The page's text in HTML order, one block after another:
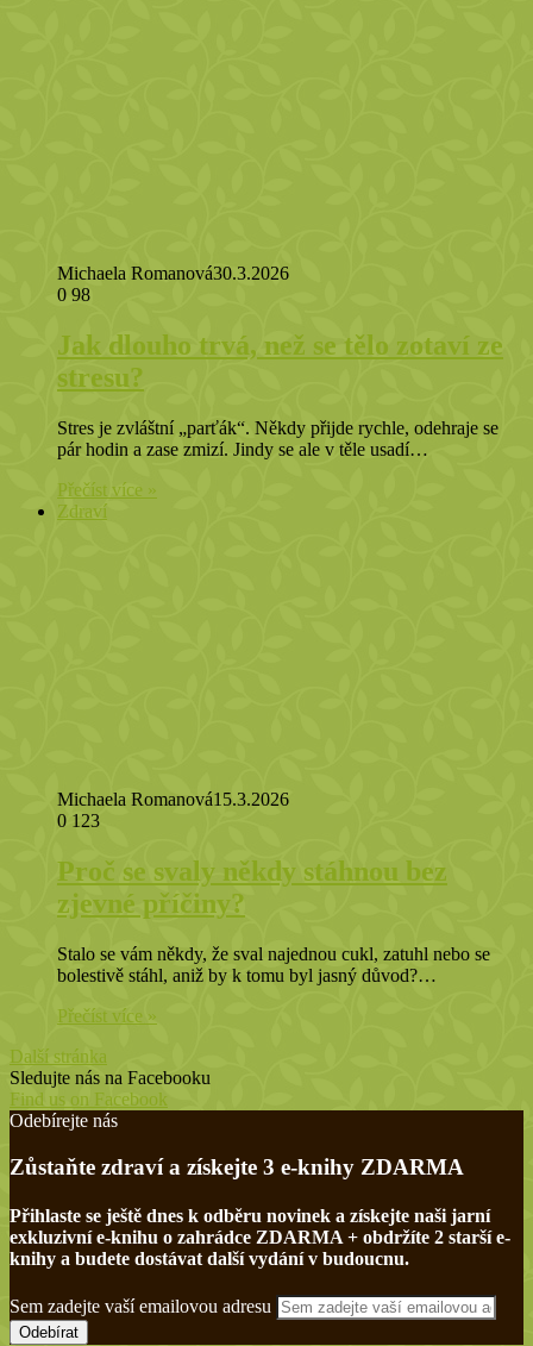
Michaela Romanová30.3.2026
0 98
Jak dlouho trvá, než se tělo zotaví ze
stresu?
Stres je zvláštní „parťák“. Někdy přijde rychle, odehraje se
pár hodin a zase zmizí. Jindy se ale v těle usadí…
Přečíst více »
Zdraví
Michaela Romanová15.3.2026
0 123
Proč se svaly někdy stáhnou bez
zjevné příčiny?
Stalo se vám někdy, že sval najednou cukl, zatuhl nebo se
bolestivě stáhl, aniž by k tomu byl jasný důvod?…
Přečíst více »
Další stránka
Sledujte nás na Facebooku
Find us on Facebook
Odebírejte nás
Zůstaňte zdraví a získejte 3 e-knihy ZDARMA
Přihlaste se ještě dnes k odběru novinek a získejte naši jarní
exkluzivní e-knihu o zahrádce ZDARMA + obdržíte 2 starší e-
knihy a budete dostávat další vydání v budoucnu.
Sem zadejte vaší emailovou adresu